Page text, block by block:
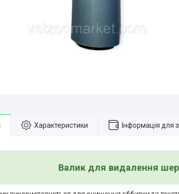
Характеристики Інформація для
Валик для видалення